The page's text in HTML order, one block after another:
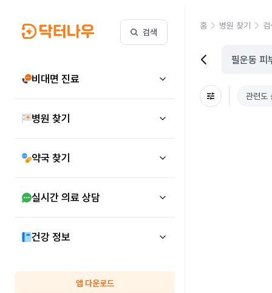
검색
비대면 진료
병원 찾기
약국 찾기
실시간 의료 상담
건강 정보
앱 다운로드
홈 병원 찾기
관련도